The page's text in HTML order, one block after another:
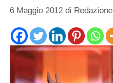
6 Maggio 2012 di Redazione